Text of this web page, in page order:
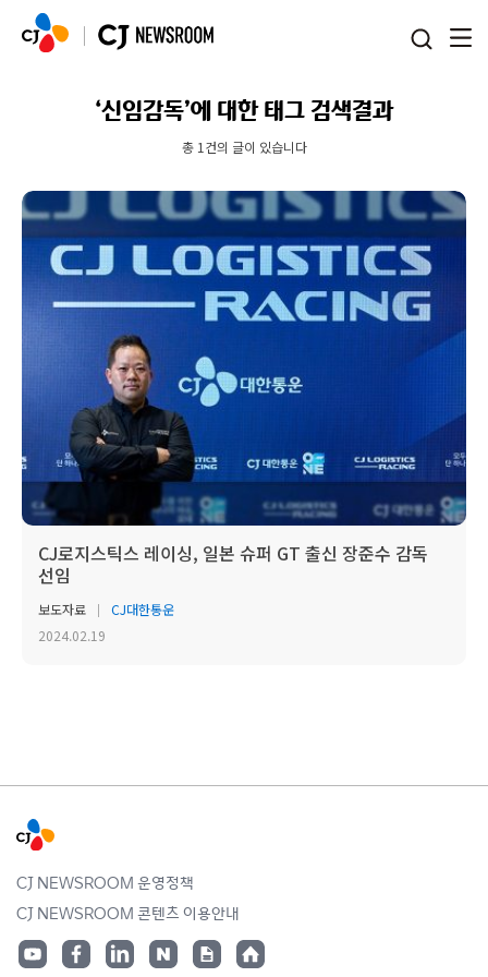
‘신임감독’에 대한 태그 검색결과
총 1건의 글이 있습니다
CJ로지스틱스 레이싱, 일본 슈퍼 GT 출신 장준수 감독
선임
보도자료
CJ대한통운
2024.02.19
CJ NEWSROOM 운영정책
CJ NEWSROOM 콘텐츠 이용안내